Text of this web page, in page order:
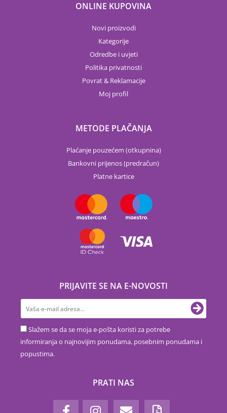
ONLINE KUPOVINA
Novi proizvodi
Kategorije
Odredbe i uvjeti
Politika privatnosti
Povrat & Reklamacije
Moj profil
METODE PLAČANJA
Plaćanje pouzećem (otkupnina)
Bankovni prijenos (predračun)
Platne kartice
PRIJAVITE SE NA E-NOVOSTI
Slažem se da se moja e-pošta koristi za potrebe
informiranja o najnovijim ponudama, posebnim ponudama i
popustima.
PRATI NAS